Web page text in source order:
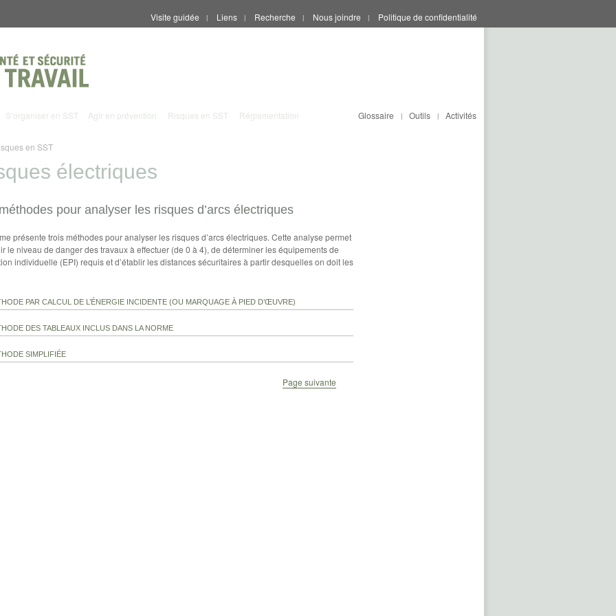
Visite guidée | Liens | Recherche | Nous joindre | Politique de confidentialité
S’organiser en SST Agir en prévention Risques en SST Réglementation Activités
Outils |
Glossaire |
en SST
électriques
pour analyser les risques d’arcs électriques
présente trois méthodes pour analyser les risques d’arcs électriques. Cette analyse permet
le niveau de danger des travaux à effectuer (de 0 à 4), de déterminer les équipements de
individuelle (EPI) requis et d’établir les distances sécuritaires à partir desquelles on doit les
PAR CALCUL DE L’ÉNERGIE INCIDENTE (OU MARQUAGE À PIED D’ŒUVRE)
DES TABLEAUX INCLUS DANS LA NORME
SIMPLIFIÉE
Page suivante